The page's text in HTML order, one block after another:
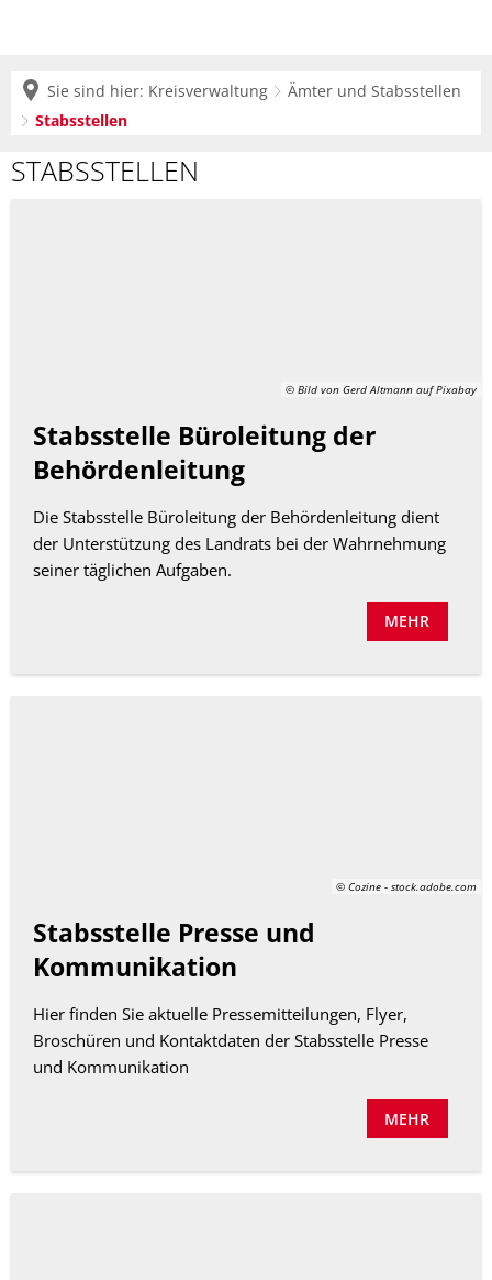
Sie sind hier: Kreisverwaltung
Ämter und Stabsstellen
Stabsstellen
Stabsstellen
STABSSTELLEN
© Bild von Gerd Altmann auf Pixabay
Stabsstelle Büroleitung der
Behördenleitung
Die Stabsstelle Büroleitung der Behördenleitung dient
der Unterstützung des Landrats bei der Wahrnehmung
seiner täglichen Aufgaben.
MEHR
© Cozine - stock.adobe.com
Stabsstelle Presse und
Kommunikation
Hier finden Sie aktuelle Pressemitteilungen, Flyer,
Broschüren und Kontaktdaten der Stabsstelle Presse
und Kommunikation
MEHR